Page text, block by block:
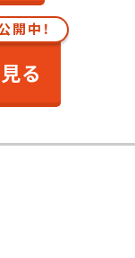
開中！
る